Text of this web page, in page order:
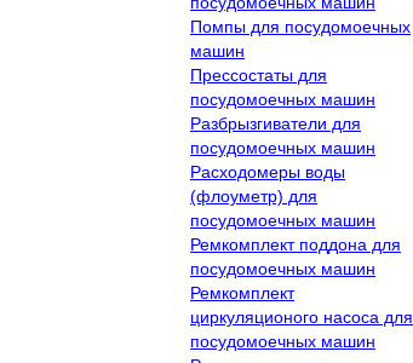
Помпы для посудомоечных
машин
Прессостаты для
посудомоечных машин
Разбрызгиватели для
посудомоечных машин
Расходомеры воды
(флоуметр) для
посудомоечных машин
Ремкомплект поддона для
посудомоечных машин
Ремкомплект
циркуляционого насоса для
посудомоечных машин